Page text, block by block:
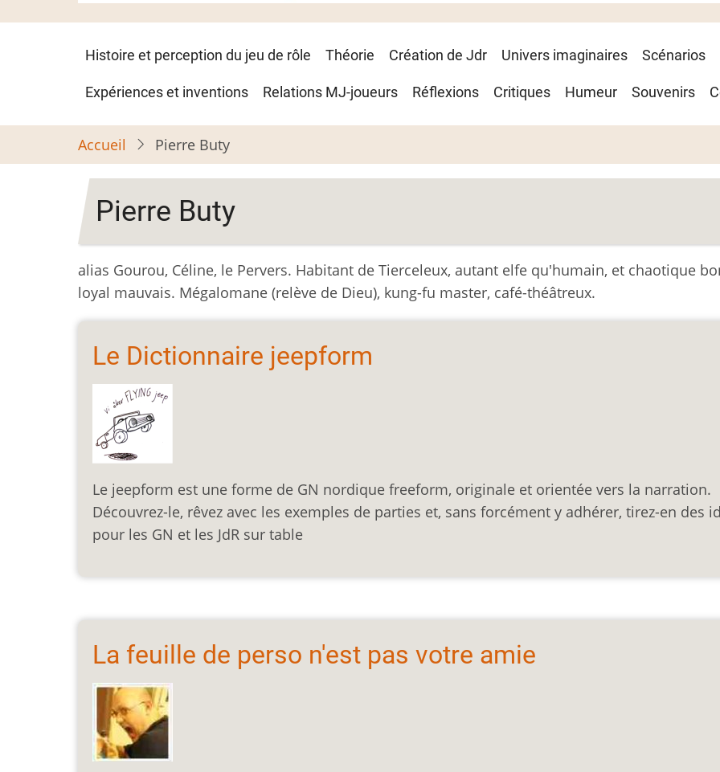
Navigation
principale
Histoire et perception du jeu de rôle Théorie Création de Jdr Univers imaginaires Scénarios
Expériences et inventions Relations MJ-joueurs Réflexions Critiques Humeur Souvenirs
Accueil Pierre Buty
Pierre Buty
alias Gourou, Céline, le Pervers. Habitant de Tierceleux, autant elfe qu'humain, et chaotique
loyal mauvais. Mégalomane (relève de Dieu), kung-fu master, café-théâtreux.
Le Dictionnaire jeepform
Le jeepform est une forme de GN nordique freeform, originale et orientée vers la narration.
Découvrez-le, rêvez avec les exemples de parties et, sans forcément y adhérer, tirez-en des
pour les GN et les JdR sur table
La feuille de perso n'est pas votre amie